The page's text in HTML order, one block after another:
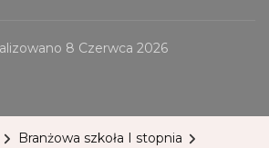
8 Czerwca 2026
Branżowa szkoła I stopnia